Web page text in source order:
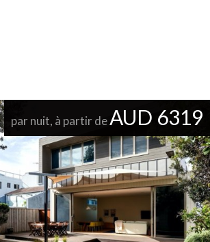
par nuit, à partir deAUD 6319